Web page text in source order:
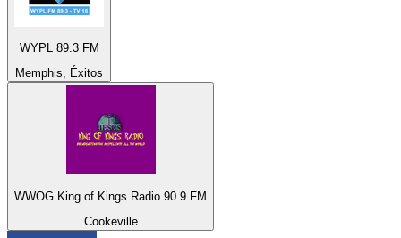
WYPL 89.3 FM
Memphis, Éxitos
WWOG King of Kings Radio 90.9 FM
Cookeville